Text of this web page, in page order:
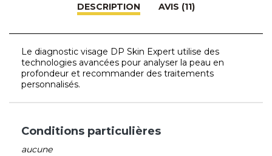
DESCRIPTION AVIS (11)
Le diagnostic visage DP Skin Expert utilise des
technologies avancées pour analyser la peau en
profondeur et recommander des traitements
personnalisés.
Conditions particulières
aucune